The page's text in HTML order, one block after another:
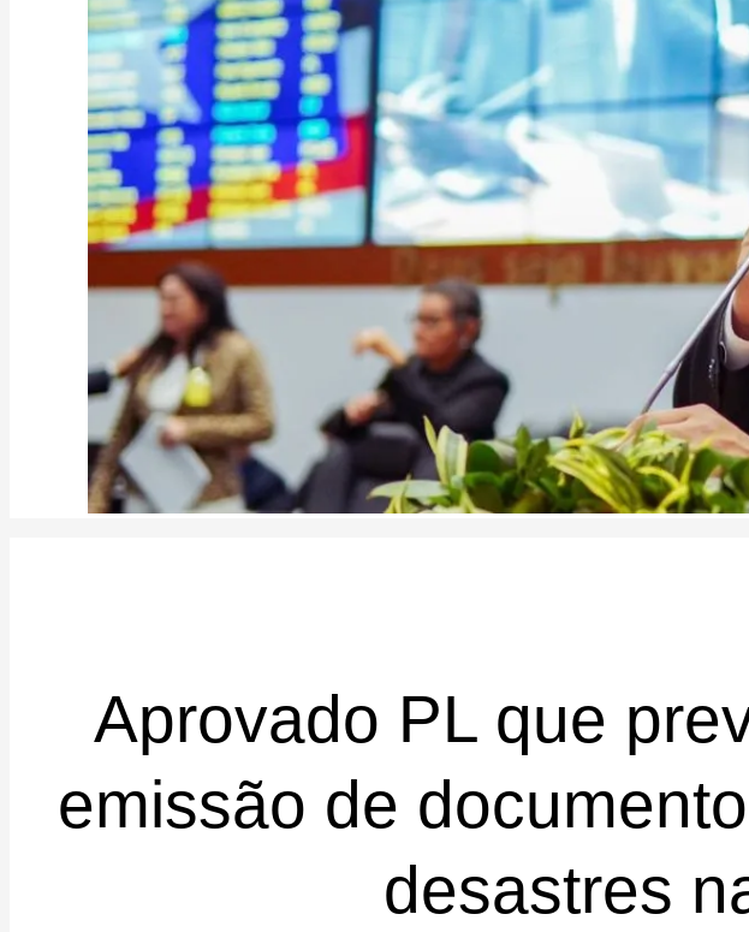
Aprovado PL que
emissão de
desastres